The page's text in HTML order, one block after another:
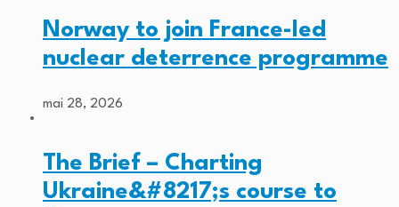
Norway to join France-led
nuclear deterrence programme
mai 28, 2026
The Brief – Charting
Ukraine&#8217;s course to